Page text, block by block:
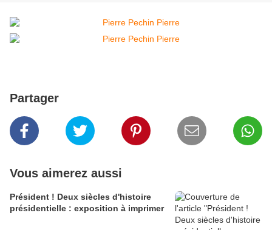
Partager
Vous aimerez aussi
Président ! Deux siècles d'histoire
présidentielle : exposition à imprimer